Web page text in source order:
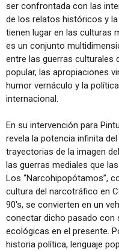
ser confrontada con las
de los relatos históricos y
tienen lugar en las culturas
es un conjunto
entre las guerras culturales
popular, las apropiaciones
humor vernáculo y la
internacional.
En su intervención para
revela la potencia infinita
trayectorias de la imagen
las guerras mediales que
Los “Narcohipopótamos”,
cultura del narcotráfico en
90's, se convierten en un
conectar dicho pasado con
ecológicas en el presente.
historia política, lenguaje